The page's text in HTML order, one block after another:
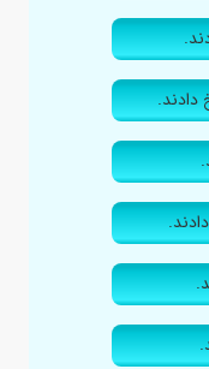
دادند.